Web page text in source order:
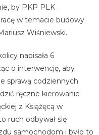
by PKP PLK
w temacie budowy
Wiśniewski.
napisała 6
o interwencję, aby
sprawą codziennych
ręczne kierowanie
z Książęcą w
ruch odbywał się
samochodom i było to